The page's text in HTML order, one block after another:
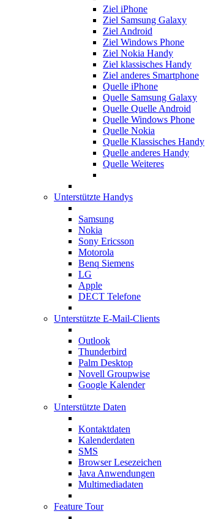
Ziel iPhone
Ziel Samsung Galaxy
Ziel Android
Ziel Windows Phone
Ziel Nokia Handy
Ziel klassisches Handy
Ziel anderes Smartphone
Quelle iPhone
Quelle Samsung Galaxy
Quelle Quelle Android
Quelle Windows Phone
Quelle Nokia
Quelle Klassisches Handy
Quelle anderes Handy
Quelle Weiteres
Unterstützte Handys
Samsung
Nokia
Sony Ericsson
Motorola
Benq Siemens
LG
Apple
DECT Telefone
Unterstützte E-Mail-Clients
Outlook
Thunderbird
Palm Desktop
Novell Groupwise
Google Kalender
Unterstützte Daten
Kontaktdaten
Kalenderdaten
SMS
Browser Lesezeichen
Java Anwendungen
Multimediadaten
Feature Tour